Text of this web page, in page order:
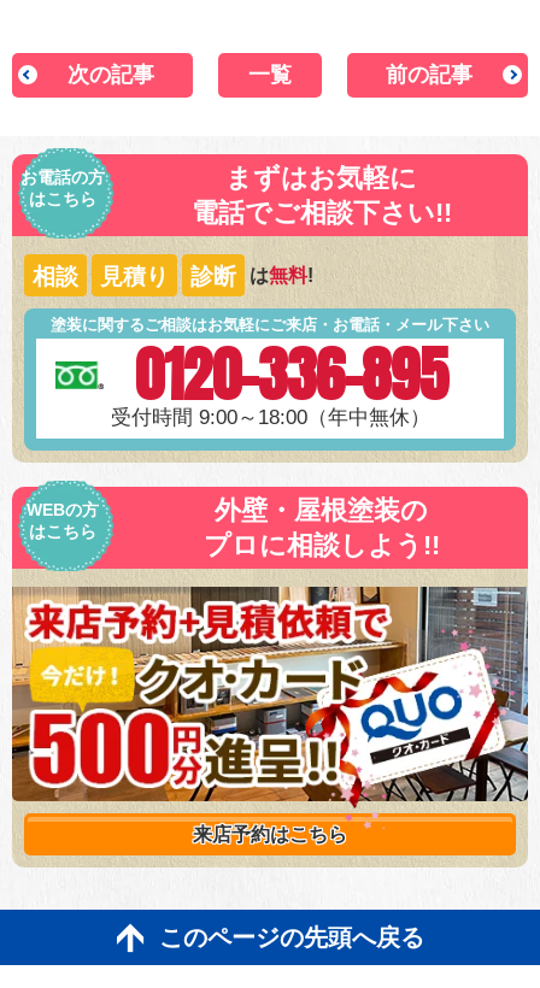
次の記事 一覧 前の記事
お電話の方
はこちら
まずはお気軽に
電話でご相談下さい!!
相談 見積り 診断 は無料!
塗装に関するご相談はお気軽にご来店・お電話・メール下さい
0120-336-895
受付時間 9:00～18:00（年中無休）
WEBの方
はこちら
外壁・屋根塗装の
プロに相談しよう!!
来店予約はこちら
このページの先頭へ戻る